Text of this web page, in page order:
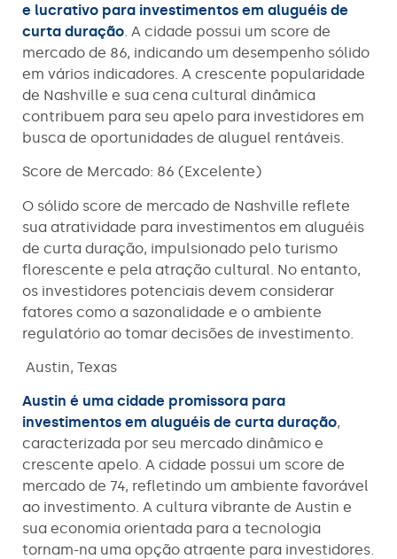
e lucrativo para investimentos em aluguéis de
curta duração . A cidade possui um score de
mercado de 86, indicando um desempenho sólido
em vários indicadores. A crescente popularidade
de Nashville e sua cena cultural dinâmica
contribuem para seu apelo para investidores em
busca de oportunidades de aluguel rentáveis.
Score de Mercado: 86 (Excelente)
O sólido score de mercado de Nashville reflete
sua atratividade para investimentos em aluguéis
de curta duração, impulsionado pelo turismo
florescente e pela atração cultural. No entanto,
os investidores potenciais devem considerar
fatores como a sazonalidade e o ambiente
regulatório ao tomar decisões de investimento.
Austin, Texas
Austin é uma cidade promissora para
investimentos em aluguéis de curta duração,
caracterizada por seu mercado dinâmico e
crescente apelo. A cidade possui um score de
mercado de 74, refletindo um ambiente favorável
ao investimento. A cultura vibrante de Austin e
sua economia orientada para a tecnologia
tornam-na uma opção atraente para investidores.